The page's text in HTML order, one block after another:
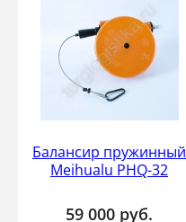
Балансир пружинный
Meihualu PHQ-32
59 000 руб.